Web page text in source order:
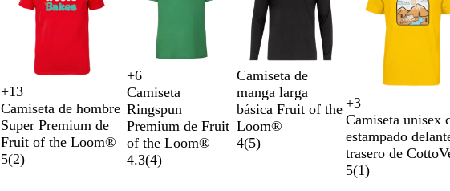
B
l
a
n
c
G
r
a
f
i
C
a
q
u
i
N
e
g
r
o
+13
Camiseta de hombre
Super Premium de
Fruit of the Loom®
5(2)
V
e
r
d
e
b
R
o
j
o
N
e
g
r
o
A
z
u
l
m
a
+6
Camiseta
Ringspun
Premium de Fruit
of the Loom®
4.3(4)
N
e
g
r
o
B
l
a
n
c
A
z
u
l
R
o
j
o
Camiseta de
manga larga
básica Fruit of the
Loom®
4(5)
B
l
a
c
k
R
e
d
N
a
v
y
w
h
i
t
e
+3
Camiseta unisex
estampado
trasero de
5(1)
de
un
total
de
7